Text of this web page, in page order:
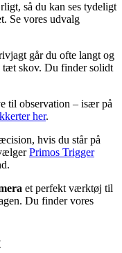
så du kan ses tydeligt
Se vores udvalg
går du ofte langt og
tæt skov. Du finder solidt
til observation – især på
her.
hvis du står på
Primos Trigger
et perfekt værktøj til
Du finder vores